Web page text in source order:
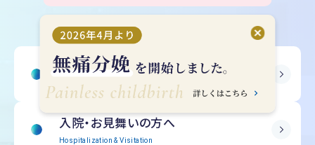
受診される方へ
Outpatient Information
入院・お見舞いの方へ
Hospitalization & Visitation